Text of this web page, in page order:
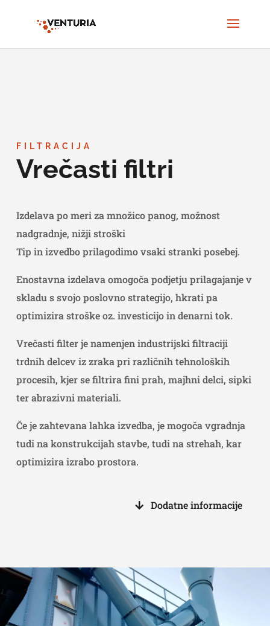
FILTRACIJA
Vrečasti filtri
Izdelava po meri za množico panog, možnost
nadgradnje, nižji stroški
Tip in izvedbo prilagodimo vsaki stranki posebej.
Enostavna izdelava omogoča podjetju prilagajanje v
skladu s svojo poslovno strategijo, hkrati pa
optimizira stroške oz. investicijo in denarni tok.
Vrečasti filter je namenjen industrijski filtraciji
trdnih delcev iz zraka pri različnih tehnoloških
procesih, kjer se filtrira fini prah, majhni delci, sipki
ter abrazivni materiali.
Če je zahtevana lahka izvedba, je mogoča vgradnja
tudi na konstrukcijah stavbe, tudi na strehah, kar
optimizira izrabo prostora.
Dodatne informacije